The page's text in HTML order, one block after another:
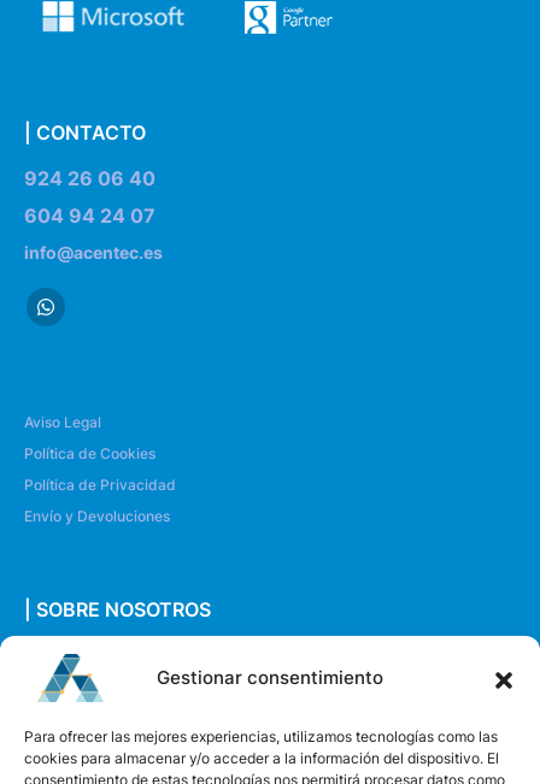
Gestionar consentimiento
Para ofrecer las mejores experiencias, utilizamos tecnologías como las
cookies para almacenar y/o acceder a la información del dispositivo. El
consentimiento de estas tecnologías nos permitirá procesar datos como
| CONTACTO
924 26 06 40
604 94 24 07
info@acentec.es
Aviso Legal
Política de Cookies
Política de Privacidad
Envío y Devoluciones
| SOBRE NOSOTROS
Quiénes somos
Envíanos un mensaje